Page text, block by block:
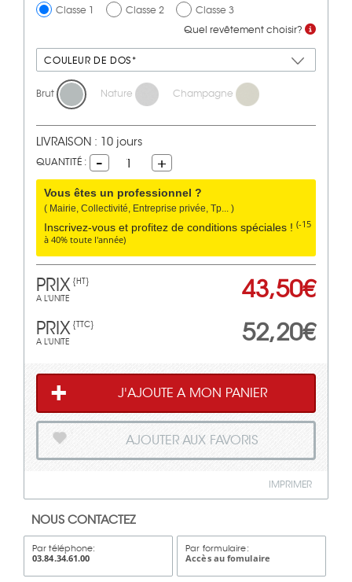
Classe 1 Classe 2
Classe 3
Quel revêtement choisir?
COULEUR DE DOS*
Brut Nature Champagne
LIVRAISON : 10 jours
QUANTITÉ : 1
Vous êtes un professionnel ?
( Mairie, Collectivité, Entreprise privée, Tp... )
Inscrivez-vous et profitez de conditions spéciales ! (-15
à 40% toute l'année)
PRIX {HT}
A L'UNITE
43,50€
PRIX {TTC}
A L'UNITE
52,20€
J'AJOUTE A MON PANIER
AJOUTER AUX FAVORIS
IMPRIMER
NOUS CONTACTEZ
Par téléphone:
03.84.34.61.00
Par formulaire:
Accès au fomulaire